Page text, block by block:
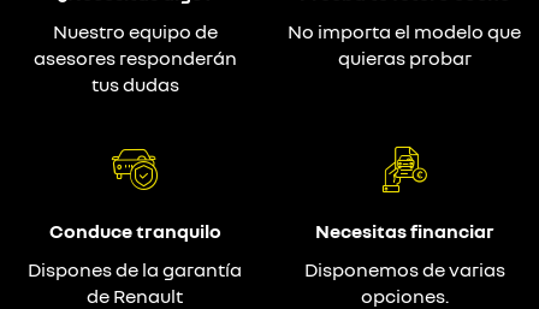
Nuestro equipo de
asesores responderán
tus dudas
No importa el modelo que
quieras probar
Conduce tranquilo
Dispones de la garantía
de Renault
Necesitas financiar
Disponemos de varias
opciones.